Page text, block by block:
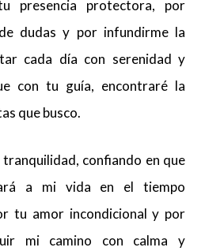
presencia protectora, por
dudas y por infundirme la
cada día con serenidad y
con tu guía, encontraré la
que busco.
confiando en que
a mi vida en el tiempo
tu amor incondicional y por
mi camino con calma y